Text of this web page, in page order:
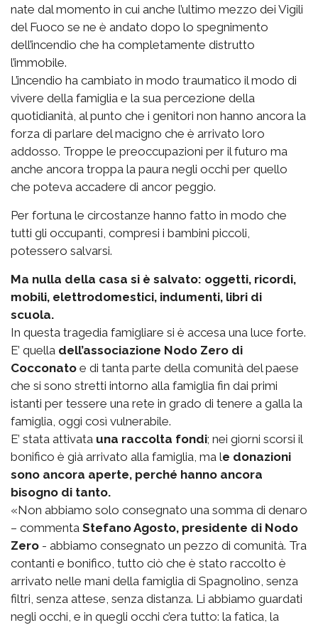
nate dal momento in cui anche l’ultimo mezzo dei Vigili
del Fuoco se ne è andato dopo lo spegnimento
dell’incendio che ha completamente distrutto
l’immobile.
L’incendio ha cambiato in modo traumatico il modo di
vivere della famiglia e la sua percezione della
quotidianità, al punto che i genitori non hanno ancora la
forza di parlare del macigno che è arrivato loro
addosso. Troppe le preoccupazioni per il futuro ma
anche ancora troppa la paura negli occhi per quello
che poteva accadere di ancor peggio.
Per fortuna le circostanze hanno fatto in modo che
tutti gli occupanti, compresi i bambini piccoli,
potessero salvarsi.
Ma nulla della casa si è salvato: oggetti, ricordi,
mobili, elettrodomestici, indumenti, libri di
scuola.
In questa tragedia famigliare si è accesa una luce forte.
E’ quella dell’associazione Nodo Zero di
Cocconato e di tanta parte della comunità del paese
che si sono stretti intorno alla famiglia fin dai primi
istanti per tessere una rete in grado di tenere a galla la
famiglia, oggi così vulnerabile.
E’ stata attivata una raccolta fondi; nei giorni scorsi il
bonifico è già arrivato alla famiglia, ma le donazioni
sono ancora aperte, perché hanno ancora
bisogno di tanto.
«Non abbiamo solo consegnato una somma di denaro
– commenta Stefano Agosto, presidente di Nodo
Zero - abbiamo consegnato un pezzo di comunità. Tra
contanti e bonifico, tutto ciò che è stato raccolto è
arrivato nelle mani della famiglia di Spagnolino, senza
filtri, senza attese, senza distanza. Li abbiamo guardati
negli occhi, e in quegli occhi c’era tutto: la fatica, la